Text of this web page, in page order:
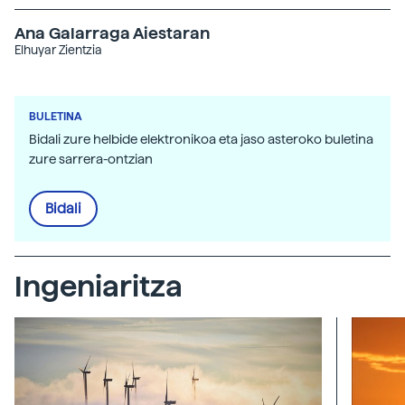
Ana Galarraga Aiestaran
Elhuyar Zientzia
BULETINA
Bidali zure helbide elektronikoa eta jaso asteroko buletina
zure sarrera-ontzian
Bidali
Ingeniaritza